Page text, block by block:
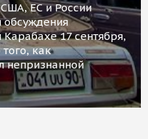
ЕС и России
обсуждения
17 сентября,
как
непризнанной